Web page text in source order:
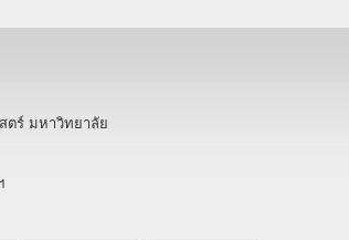
ร์ มหาวิทยาลัย